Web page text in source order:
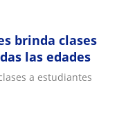
brinda clases
las edades
a estudiantes